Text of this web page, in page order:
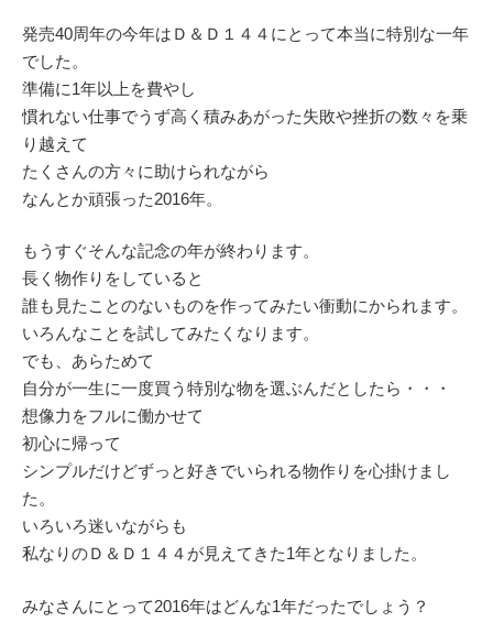
発売40周年の今年はＤ＆Ｄ１４４にとって本当に特別な一年
でした。
準備に1年以上を費やし
慣れない仕事でうず高く積みあがった失敗や挫折の数々を乗
り越えて
たくさんの方々に助けられながら
なんとか頑張った2016年。
もうすぐそんな記念の年が終わります。
長く物作りをしていると
誰も見たことのないものを作ってみたい衝動にかられます。
いろんなことを試してみたくなります。
でも、あらためて
自分が一生に一度買う特別な物を選ぶんだとしたら・・・
想像力をフルに働かせて
初心に帰って
シンプルだけどずっと好きでいられる物作りを心掛けまし
た。
いろいろ迷いながらも
私なりのＤ＆Ｄ１４４が見えてきた1年となりました。
みなさんにとって2016年はどんな1年だったでしょう？